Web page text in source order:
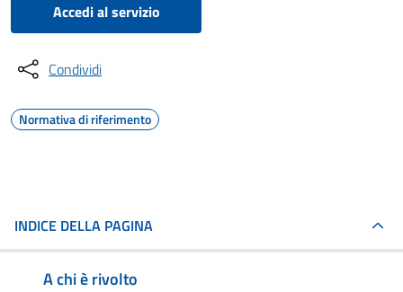
Accedi al servizio
Condividi
Normativa di riferimento
INDICE DELLA PAGINA
A chi è rivolto